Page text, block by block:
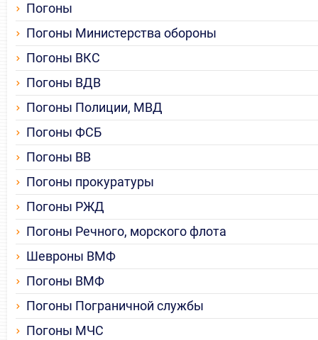
Погоны
Погоны Министерства обороны
Погоны ВКС
Погоны ВДВ
Погоны Полиции, МВД
Погоны ФСБ
Погоны ВВ
Погоны прокуратуры
Погоны РЖД
Погоны Речного, морского флота
Шевроны ВМФ
Погоны ВМФ
Погоны Пограничной службы
Погоны МЧС